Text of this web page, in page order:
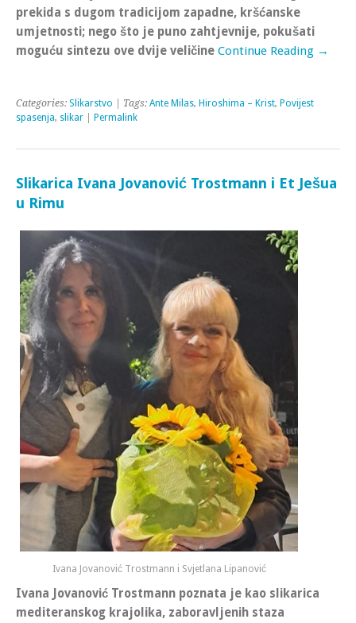
prekida s dugom tradicijom zapadne, kršćanske
umjetnosti; nego što je puno zahtjevnije, pokušati
moguću sintezu ove dvije veličine Continue Reading →
Categories: Slikarstvo | Tags: Ante Milas, Hiroshima – Krist, Povijest
spasenja, slikar Permalink
Slikarica Ivana Jovanović Trostmann i Et Ješua
u Rimu
Ivana Jovanović Trostmann i Svjetlana Lipanović
Ivana Jovanović Trostmann poznata je kao slikarica
mediteranskog krajolika, zaboravljenih staza